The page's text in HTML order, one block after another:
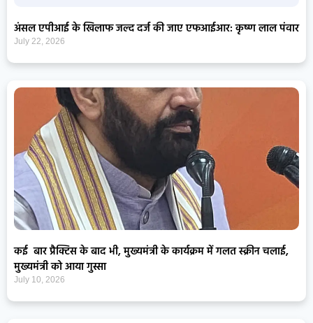
अंसल एपीआई के खिलाफ जल्द दर्ज की जाए एफआईआर: कृष्ण लाल पंवार
July 22, 2026
कई बार प्रैक्टिस के बाद भी, मुख्यमंत्री के कार्यक्रम में गलत स्क्रीन चलाई,
मुख्यमंत्री को आया गुस्सा
July 10, 2026